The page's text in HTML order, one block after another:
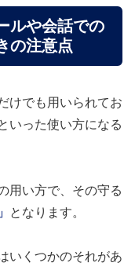
ルや会話での
の注意点
けでも用いられてお
いった使い方になる
用い方で、その守る
となります。
いくつかのそれがあ